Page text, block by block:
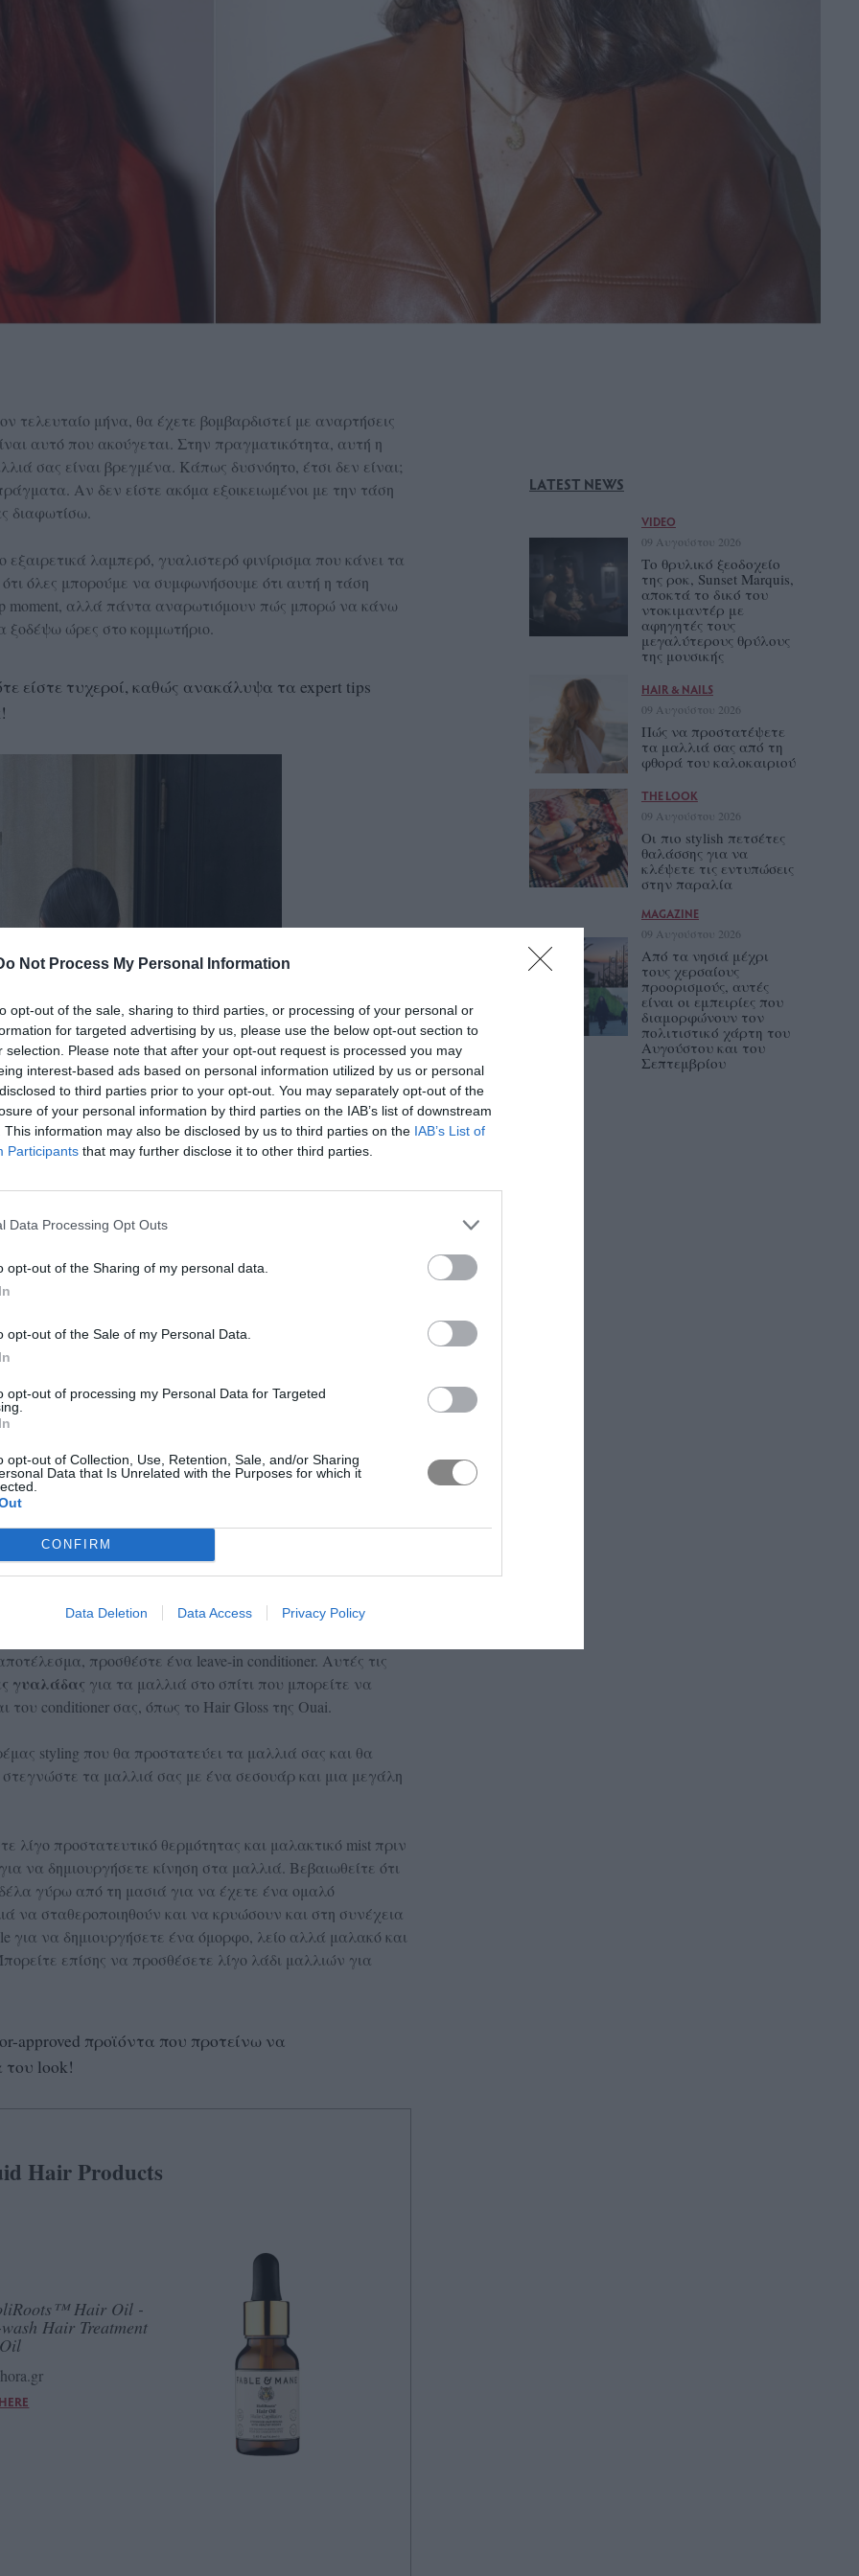
Not Process My Personal Information
opt-out of the sale, sharing to third parties, or processing of your personal or
for targeted advertising by us, please use the below opt-out section to
selection. Please note that after your opt-out request is processed you may
interest-based ads based on personal information utilized by us or personal
to third parties prior to your opt-out. You may separately opt-out of the
of your personal information by third parties on the IAB’s list of downstream
This information may also be disclosed by us to third parties on the IAB’s List of
Participants that may further disclose it to other third parties.
Data Processing Opt Outs
opt-out of the Sharing of my personal data.
opt-out of the Sale of my Personal Data.
opt-out of processing my Personal Data for Targeted
opt-out of Collection, Use, Retention, Sale, and/or Sharing
Data that Is Unrelated with the Purposes for which it
CONFIRM
Data Deletion Data Access Privacy Policy
τελευταίο μήνα, θα έχετε βομβαρδιστεί με αναρτήσεις
αυτό που ακούγεται. Στην πραγματικότητα, αυτή η
σας είναι βρεγμένα. Κάπως δυσνόητο, έτσι δεν είναι;
Αν δεν είστε ακόμα εξοικειωμένοι με την τάση
διαφωτίσω.
εξαιρετικά λαμπερό, γυαλιστερό φινίρισμα που κάνει τα
όλες μπορούμε να συμφωνήσουμε ότι αυτή η τάση
moment, αλλά πάντα αναρωτιόμουν πώς μπορώ να κάνω
ξοδέψω ώρες στο κομμωτήριο.
είστε τυχεροί, καθώς ανακάλυψα τα expert tips
με αντανακλαστικό γυαλιστερό φινίρισμα. Σε
υγρά, αλλά μαλακά και φουσκωτά. Θέλουμε να
σπίτι; Δείτε αυτόν τον βήμα προς βήμα οδηγό παρακάτω!
φινίρισμα είναι το κλειδί για την επιτυχία. Πρώτα απ'
σε άριστη κατάσταση, γι' αυτό θα πρότεινα τον ειδικό
Serum της Aveda.
σας,
προσθέστε ένα leave-in conditioner. Αυτές τις
γυαλάδας για τα μαλλιά στο σπίτι που μπορείτε να
conditioner σας, όπως το Hair Gloss της Ouai.
styling που θα προστατεύει τα μαλλιά σας και θα
τα μαλλιά σας με ένα σεσουάρ και μια μεγάλη
λίγο προστατευτικό θερμότητας και μαλακτικό mist πριν
να δημιουργήσετε κίνηση στα μαλλιά. Βεβαιωθείτε ότι
γύρω από τη μασιά για να έχετε ένα ομαλό
να σταθεροποιηθούν και να κρυώσουν και στη συνέχεια
για να δημιουργήσετε ένα όμορφο, λείο αλλά μαλακό και
επίσης να προσθέσετε λίγο λάδι μαλλιών για
approved προϊόντα που προτείνω να
του look!
Hair Products
Hair Oil -
Hair Treatment
Oil
LATEST NEWS
VIDEO
09 Αυγούστου 2026
Το θρυλικό ξεοδοχείο
της ροκ, Sunset Marquis,
αποκτά το δικό του
ντοκιμαντέρ με
αφηγητές τους
μεγαλύτερους θρύλους
της μουσικής
HAIR & NAILS
09 Αυγούστου 2026
Πώς να προστατέψετε
τα μαλλιά σας από τη
φθορά του καλοκαιριού
THE LOOK
09 Αυγούστου 2026
Οι πιο stylish πετσέτες
θαλάσσης για να
κλέψετε τις εντυπώσεις
στην παραλία
MAGAZINE
09 Αυγούστου 2026
Από τα νησιά μέχρι
τους χερσαίους
προορισμούς, αυτές
είναι οι εμπειρίες που
διαμορφώνουν τον
πολιτιστικό χάρτη του
Αυγούστου και του
Σεπτεμβρίου